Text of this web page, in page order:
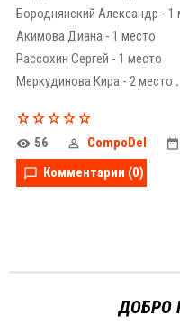
Бороднянский Александр - 1
Акимова Диана - 1 место
Рассохин Сергей - 1 место
Меркудинова Кира - 2 место
56 CompoDel
Комментарии (0)
ДОБРО